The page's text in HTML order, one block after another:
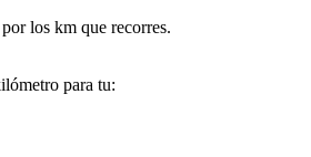
los km que recorres.
para tu: